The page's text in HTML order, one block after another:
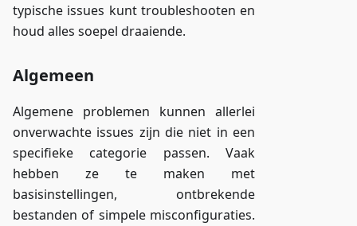
typische issues kunt troubleshooten en
houd alles soepel draaiende.
Algemeen
Algemene problemen kunnen allerlei
onverwachte issues zijn die niet in een
specifieke categorie passen. Vaak
hebben ze te maken met
basisinstellingen, ontbrekende
bestanden of simpele misconfiguraties.